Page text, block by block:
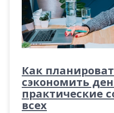
Как
сэкономить
практические
всех